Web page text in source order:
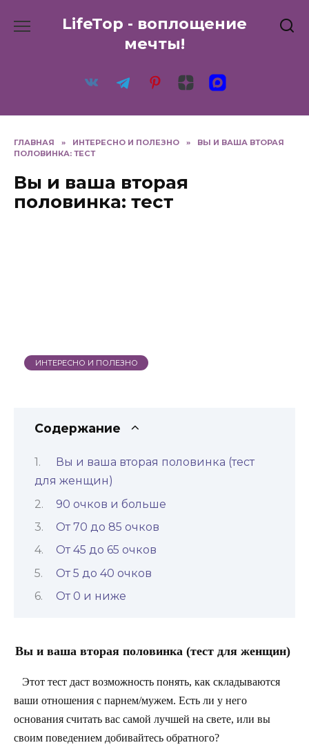
LifeTop - воплощение
мечты!
ГЛАВНАЯ » ИНТЕРЕСНО И ПОЛЕЗНО »
ВЫ И ВАША ВТОРАЯ
ПОЛОВИНКА: ТЕСТ
Вы и ваша вторая
половинка: тест
ИНТЕРЕСНО И ПОЛЕЗНО
Содержание
Вы и ваша вторая половинка (тест
для женщин)
90 очков и больше
От 70 до 85 очков
От 45 до 65 очков
От 5 до 40 очков
От 0 и ниже
Вы и ваша вторая половинка (тест для женщин)
Этот тест даст возможность понять, как складываются
ваши отношения с парнем/мужем. Есть ли у него
основания считать вас самой лучшей на свете, или вы
своим поведением добивайтесь обратного?